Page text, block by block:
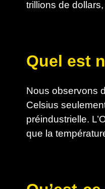
trillions de
Quel est
Nous observons
Celsius
préindustrielle.
que la